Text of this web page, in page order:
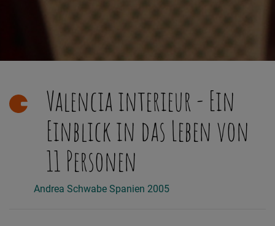
Valencia interieur - Ein
Einblick in das Leben von
11 Personen
Andrea Schwabe Spanien 2005